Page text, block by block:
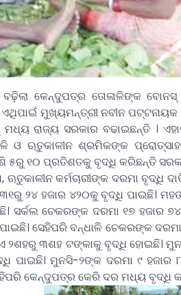
କେନ୍ଦୁପତ୍ର ତୋଳାଳିଙ୍କ
ମୁଖ୍ୟମନ୍ତ୍ରୀ ନବୀନ ପଟ୍ଟନାୟକ
ରାଜ୍ୟ ସରକାର ବଢାଇଛନ୍ତି ।
ଓ ଋତୁକାଳୀନ ଶ୍ରମିକଙ୍କ
୫ରୁ ୧୦ ପ୍ରତିଶତକୁ ବୃଦ୍ଧି କରିଛନ୍ତି
କର୍ମଚାରୀଙ୍କ ଦରମା ବୃଦ୍ଧି
୨୪ ହଜାର ୪୨୦କୁ ବୃଦ୍ଧି ପାଇଛି।
ସର୍କଲ ଚେକରଙ୍କ ଦରମା ୧୭ ହଜାର
ସେହିପରି ବନ୍ଧାଳି ଚେକରଙ୍କ ଦରମା
୨ଶହରୁ ୩ଶହ ଟଙ୍କାକୁ ବୃଦ୍ଧି ହୋଇଛି।
ପାଇଛି। ମୁନସି-୨ଙ୍କ ଦରମା ୯ ହଜାର
କେନ୍ଦୁପତ୍ର କେରି ଦର ମଧ୍ୟ ବୃଦ୍ଧି